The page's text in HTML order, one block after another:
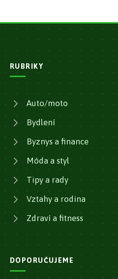
RUBRIKY
Auto/moto
Bydlení
Byznys a finance
Móda a styl
Tipy a rady
Vztahy a rodina
Zdraví a fitness
DOPORUČUJEME